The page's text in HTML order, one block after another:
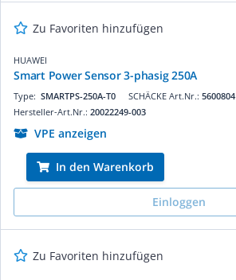
Zu Favoriten hinzufügen
HUAWEI
Smart Power Sensor 3-phasig 250A
SCHÄCKE Art.Nr.: 5600804
Type: SMARTPS-250A-T0
Hersteller-Art.Nr.: 20022249-003
VPE anzeigen
In den Warenkorb
Einloggen
Zu Favoriten hinzufügen